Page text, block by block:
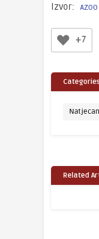
Izvor: AZOO
+7
Categories
Related